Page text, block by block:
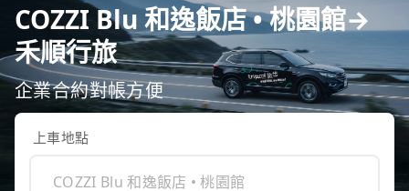
COZZI Blu 和逸飯店 • 桃園館→
禾順行旅
企業合約對帳方便
上車地點